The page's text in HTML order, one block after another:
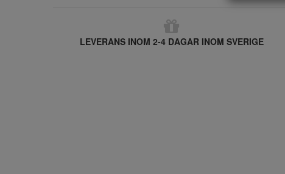
LEVERANS INOM 2-4 DAGAR INOM SVERIGE